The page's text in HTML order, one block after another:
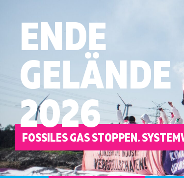
ENDE
GELÄNDE
2026
FOSSILES GAS STOPPEN.